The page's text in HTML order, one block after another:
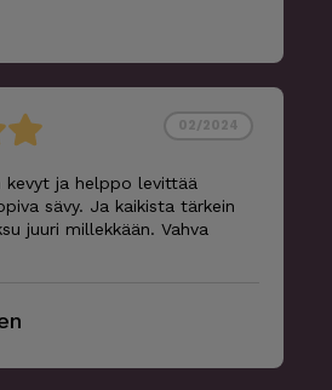
02/2024
kevyt ja helppo levittää
sävy. Ja kaikista tärkein
juuri millekkään. Vahva